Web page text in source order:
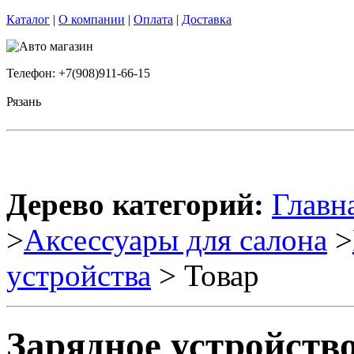
Каталог | О компании | Оплата | Доставка
Телефон: +7(908)911-66-15
Рязань
Дерево категорий:
>Аксессуары для салона >
устройства > Товар
Зарядное